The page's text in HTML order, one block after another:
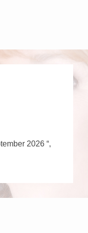
2026 “,